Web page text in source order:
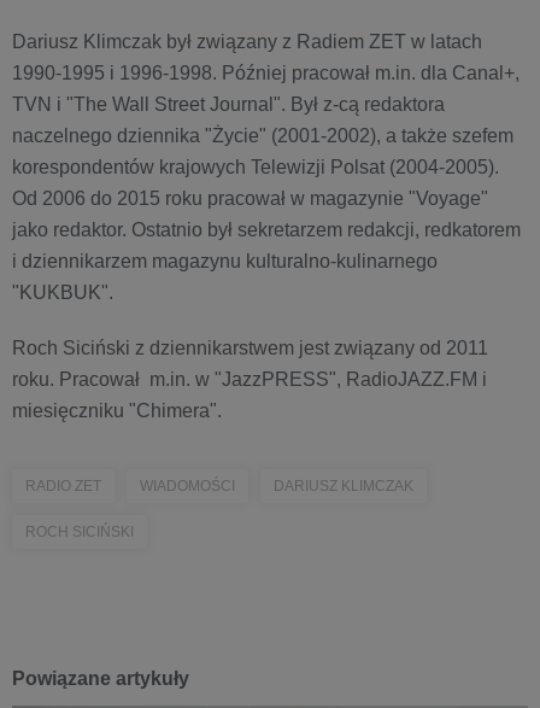
Dariusz Klimczak był związany z Radiem ZET w latach
1990-1995 i 1996-1998. Później pracował m.in. dla Canal+,
TVN i "The Wall Street Journal". Był z-cą redaktora
naczelnego dziennika "Życie" (2001-2002), a także szefem
korespondentów krajowych Telewizji Polsat (2004-2005).
Od 2006 do 2015 roku pracował w magazynie "Voyage"
jako redaktor. Ostatnio był sekretarzem redakcji, redkatorem
i dziennikarzem magazynu kulturalno-kulinarnego
"KUKBUK".
Roch Siciński z dziennikarstwem jest związany od 2011
roku. Pracował m.in. w "JazzPRESS", RadioJAZZ.FM i
miesięczniku "Chimera".
RADIO ZET WIADOMOŚCI DARIUSZ KLIMCZAK
ROCH SICIŃSKI
Powiązane artykuły